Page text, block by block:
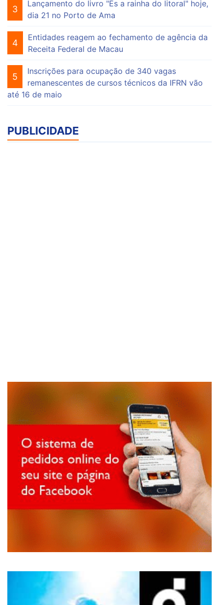
3
Lançamento do livro "És a rainha do litoral" hoje,
dia 21 no Porto de Ama
4
Entidades reagem ao fechamento de agência da
Receita Federal de Macau
5
Inscrições para ocupação de 340 vagas
remanescentes de cursos técnicos da IFRN vão
até 16 de maio
PUBLICIDADE